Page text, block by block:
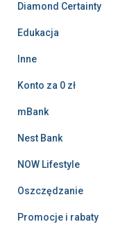
Diamond Certainty
Edukacja
Inne
Konto za 0 zł
mBank
Nest Bank
NOW Lifestyle
Oszczędzanie
Promocje i rabaty